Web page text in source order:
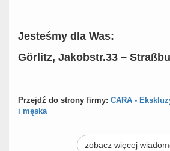
Jesteśmy dla Was:
Görlitz, Jakobstr.33 –
Przejdź do strony firmy: CARA -
i męska
zobacz więcej